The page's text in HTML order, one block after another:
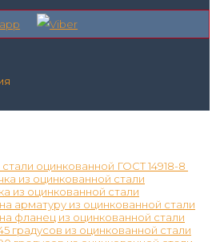
оцинкованной ГОСТ 14918-8
из оцинкованной стали
из оцинкованной стали
арматуру из оцинкованной стали
фланец из оцинкованной стали
градусов из оцинкованной стали